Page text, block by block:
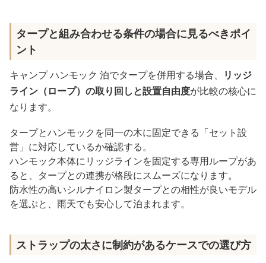
タープと組み合わせる条件の場合に見るべきポイ
ント
キャンプ ハンモック 泊でタープを併用する場合、
リッジ
ライン（ロープ）の取り回しと設置自由度が比較の核心に
なります。
タープとハンモックを同一の木に固定できる「セット設
営」に対応しているか確認する。
ハンモック本体にリッジラインを固定する専用ループがあ
ると、タープとの連携が格段にスムーズになります。
防水性の高いシルナイロン製タープとの相性が良いモデル
を選ぶと、雨天でも安心して泊まれます。
ストラップの太さに制約があるケースでの選び方